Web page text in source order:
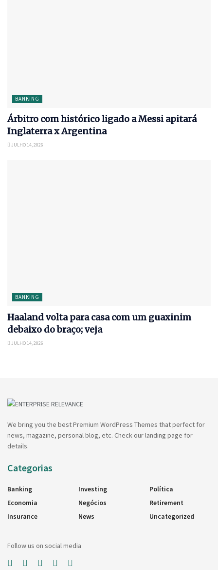
BANKING
Árbitro com histórico ligado a Messi apitará
Inglaterra x Argentina
JULHO 14, 2026
BANKING
Haaland volta para casa com um guaxinim
debaixo do braço; veja
JULHO 14, 2026
We bring you the best Premium WordPress Themes that perfect for
news, magazine, personal blog, etc. Check our landing page for
details.
Categorias
Banking
Economia
Insurance
Investing
Negócios
News
Política
Retirement
Uncategorized
Follow us on social media